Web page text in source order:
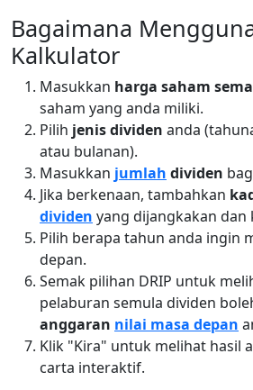
Bagaimana
Kalkulator
Masukkan harga saham
saham yang anda miliki.
Pilih jenis dividen anda
atau bulanan).
Masukkan jumlah dividen
Jika berkenaan, tambahkan
dividen yang dijangkakan dan
Pilih berapa tahun anda ingin
depan.
Semak pilihan DRIP untuk
pelaburan semula dividen
anggaran nilai masa depan
Klik "Kira" untuk melihat hasil
carta interaktif.